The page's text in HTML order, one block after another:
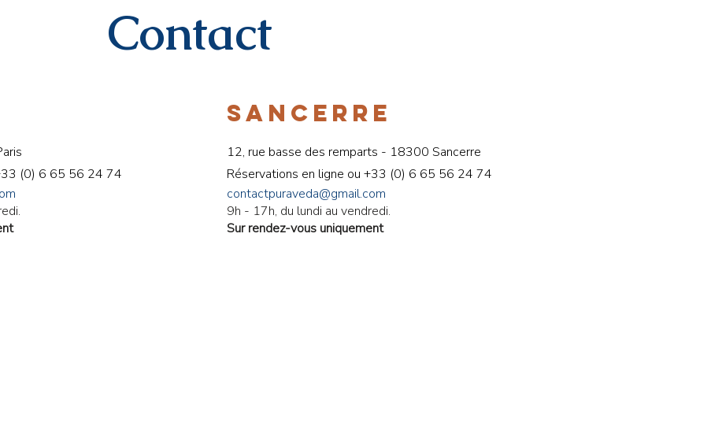
Contact
(0) 6 65 56 24 74
SANCERRE
12, rue basse des remparts - 18300 Sancerre
Réservations en ligne ou +33 (0) 6 65 56 24 74
contactpuraveda@gmail.com
9h - 17h, du lundi au vendredi.
Sur rendez-vous uniquement